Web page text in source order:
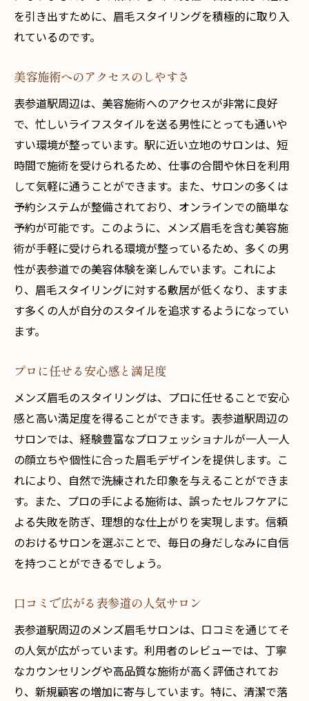
を引き出すために、眉毛スタイリングを積極的に取り入
れているのです。
美容施術へのアクセスのしやすさ
表参道駅周辺は、美容施術へのアクセスが非常に良好
で、忙しいライフスタイルを送る男性にとっても通いや
すい環境が整っています。駅に近い立地のサロンは、短
時間で施術を受けられるため、仕事の合間や休日を利用
して気軽に通うことができます。また、サロンの多くは
予約システムが整備されており、オンラインでの簡単な
予約が可能です。このように、メンズ眉毛を含む美容施
術が手軽に受けられる環境が整っているため、多くの男
性が表参道での美容体験を楽しんでいます。これによ
り、眉毛スタイリングに対する敷居が低くなり、ますま
す多くの人が自分のスタイルを追求するようになってい
ます。
プロに任せる安心感と満足度
メンズ眉毛のスタイリングは、プロに任せることで安心
感と高い満足度を得ることができます。表参道駅周辺の
サロンでは、経験豊富なプロフェッショナルが一人一人
の顔立ちや個性に合った眉毛デザインを提供します。こ
れにより、自然で洗練された印象を与えることができま
す。また、プロの手による施術は、誤ったセルフケアに
よる失敗を防ぎ、理想的な仕上がりを実現します。信頼
のおけるサロンを選ぶことで、毎日の身だしなみに自信
を持つことができるでしょう。
口コミで広がる表参道の人気サロン
表参道駅周辺のメンズ眉毛サロンは、口コミを通じてそ
の人気が広がっています。利用者のレビューでは、丁寧
なカウンセリングや高品質な施術が高く評価されてお
り、新規顧客の増加に寄与しています。特に、清潔で落